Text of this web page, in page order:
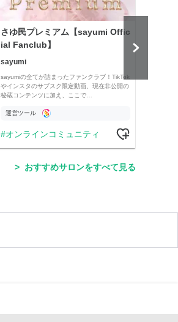
さゆ民プレミアム【sayumi Offic
ial Fanclub】
sayumi
sayumiの全てが詰まったファンクラブ！TikTok
やインスタのサブスク限定動画、現在非公開の
秘蔵コンテンツに加え、ここで…
運営ツール
オンラインコミュニティ
おすすめサロンをすべて見る